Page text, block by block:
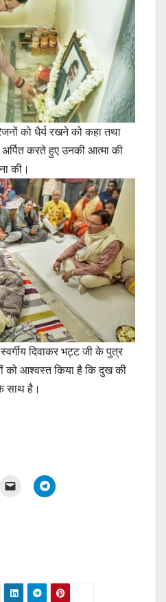
को धैर्य रखने को कहा तथा
करते हुए उनकी आत्मा की
की।
दिवाकर भट्ट जी के पुत्र
को आश्वस्त किया है कि दुख की
साथ है।